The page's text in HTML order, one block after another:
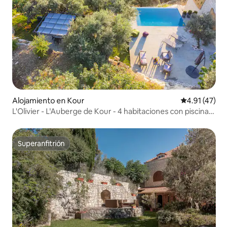
Alojamiento en Kour Calificación
4.91 (47)
L'Olivier - L'Auberge de Kour - 4 habitaciones con piscina
Superanfitrión
Superanfitrión